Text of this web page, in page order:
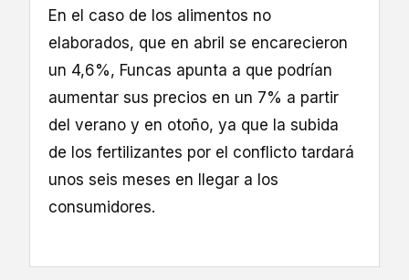
En el caso de los alimentos no
elaborados, que en abril se encarecieron
un 4,6%, Funcas apunta a que podrían
aumentar sus precios en un 7% a partir
del verano y en otoño, ya que la subida
de los fertilizantes por el conflicto tardará
unos seis meses en llegar a los
consumidores.